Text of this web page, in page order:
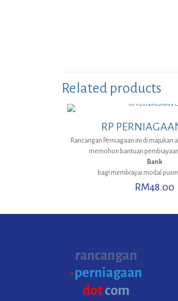
Related products
RP
Rancangan Perniagaan ini di majukan
memohon bantuan
Bank
bagi membiayai modal
RM48.00